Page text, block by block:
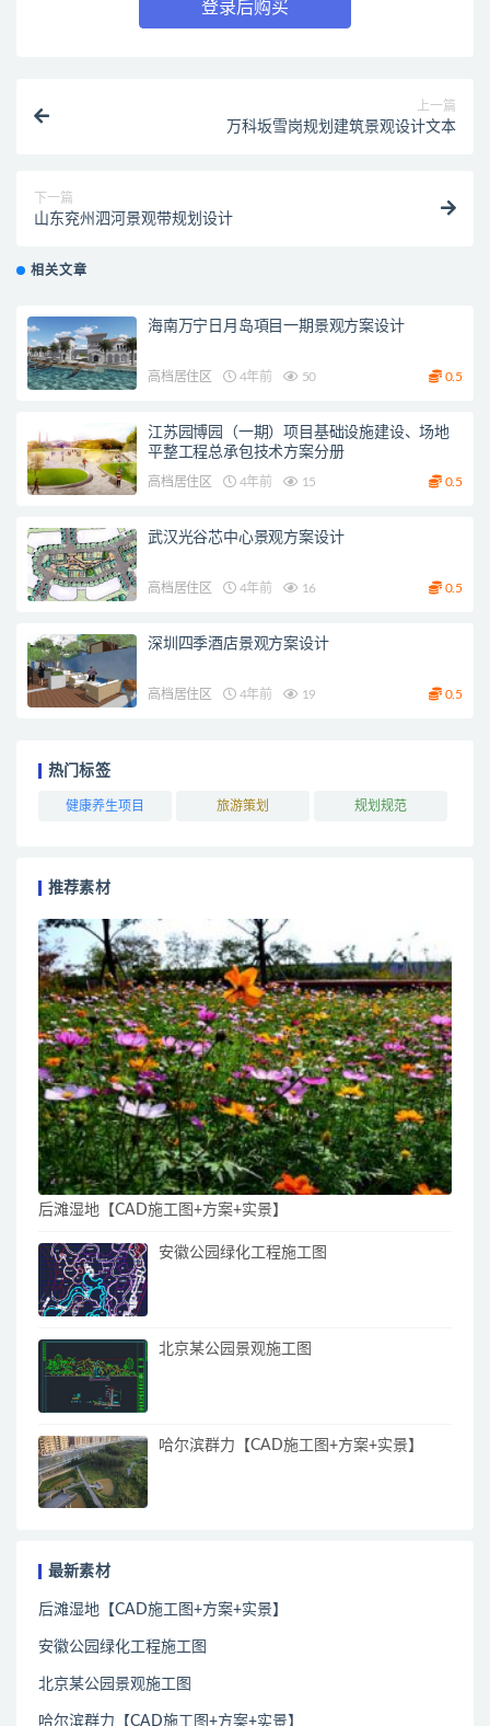
登录后购买
上一篇
万科坂雪岗规划建筑景观设计文本
下一篇
山东兖州泗河景观带规划设计
相关文章
海南万宁日月岛項目一期景观方案设计
高档居住区 4年前 50 0.5
江苏园博园（一期）项目基础设施建设、场地
平整工程总承包技术方案分册
高档居住区 4年前 15 0.5
武汉光谷芯中心景观方案设计
高档居住区 4年前 16 0.5
深圳四季酒店景观方案设计
高档居住区 4年前 19 0.5
热门标签
健康养生项目 旅游策划 规划规范
推荐素材
后滩湿地【CAD施工图+方案+实景】
安徽公园绿化工程施工图
北京某公园景观施工图
哈尔滨群力【CAD施工图+方案+实景】
最新素材
后滩湿地【CAD施工图+方案+实景】
安徽公园绿化工程施工图
北京某公园景观施工图
哈尔滨群力【CAD施工图+方案+实景】